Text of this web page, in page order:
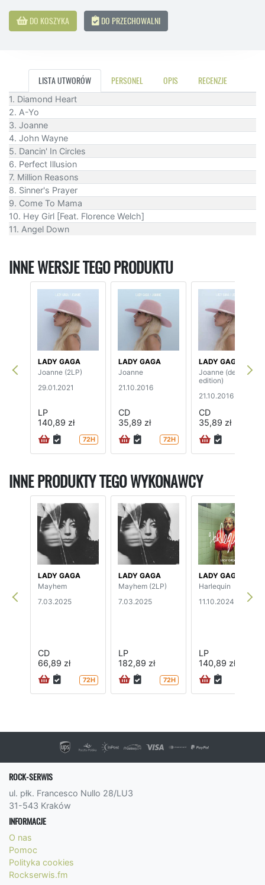
DO KOSZYKA DO PRZECHOWALNI
LISTA UTWORÓW PERSONEL OPIS RECENZJE
1. Diamond Heart
2. A-Yo
3. Joanne
4. John Wayne
5. Dancin' In Circles
6. Perfect Illusion
7. Million Reasons
8. Sinner's Prayer
9. Come To Mama
10. Hey Girl [Feat. Florence Welch]
11. Angel Down
INNE WERSJE TEGO PRODUKTU
LADY GAGA
Joanne (2LP)
29.01.2021
LP
140,89 zł
72H
LADY GAGA
Joanne
21.10.2016
CD
35,89 zł
72H
LADY GAGA
Joanne (deluxe
edition)
21.10.2016
CD
35,89 zł
INNE PRODUKTY TEGO WYKONAWCY
LADY GAGA
Mayhem
7.03.2025
CD
66,89 zł
72H
LADY GAGA
Mayhem (2LP)
7.03.2025
LP
182,89 zł
72H
LADY GAGA
Harlequin
11.10.2024
LP
140,89 zł
ROCK-SERWIS
ul. płk. Francesco Nullo 28/LU3
31-543 Kraków
INFORMACJE
O nas
Pomoc
Polityka cookies
Rockserwis.fm